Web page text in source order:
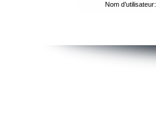
Nom d’utilisateur: